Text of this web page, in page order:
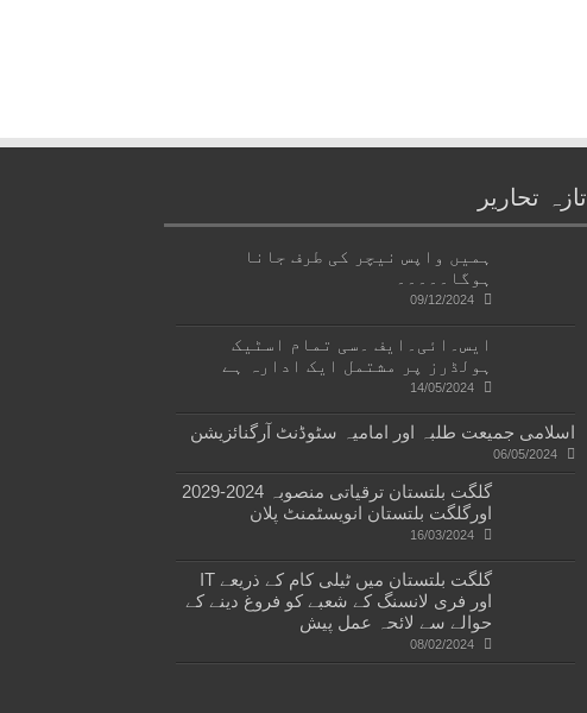
تازہ تحاریر
ہمیں واپس نیچر کی طرف جانا
ہوگا۔۔۔۔۔
09/12/2024
ایس۔ائی۔ایف ۔سی تمام اسٹیک
ہولڈرز پر مشتمل ایک ادارہ ہے
14/05/2024
اسلامی جمیعت طلبہ اور امامیہ سٹوڈنٹ آرگنائزیشن
06/05/2024
گلگت بلتستان ترقیاتی منصوبہ 2024-2029
اورگلگت بلتستان انویسٹمنٹ پلان
16/03/2024
گلگت بلتستان میں ٹیلی کام کے ذریعے IT
اور فری لانسنگ کے شعبے کو فروغ دینے کے
حوالے سے لائحہ عمل پیش
08/02/2024